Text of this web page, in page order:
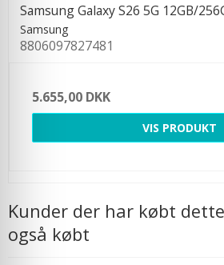
Samsung Galaxy S26 5G 12GB/
Samsung
8806097827481
5.655,00 DKK
VIS PRODUKT
Kunder der har købt
også købt